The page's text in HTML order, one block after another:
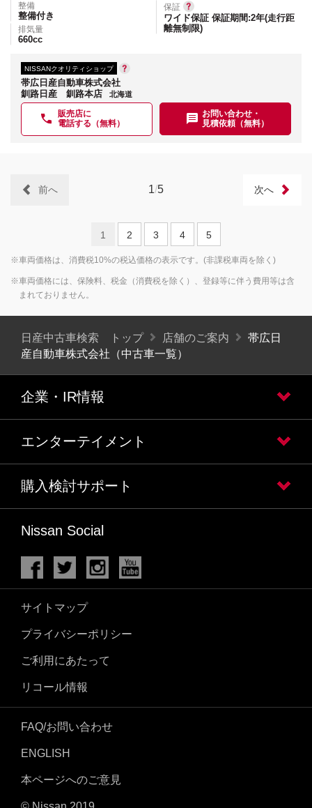
整備
整備付き
排気量
660cc
保証
ワイド保証 保証期間:2年(走行距
離無制限)
NISSANクオリティショップ
帯広日産自動車株式会社
釧路日産 釧路本店
北海道
販売店に
電話する（無料）
お問い合わせ・
見積依頼（無料）
1/5
前へ 次へ
1 2 3 4 5
※車両価格は、消費税10%の税込価格の表示です。(非課税車両を除く)
※車両価格には、保険料、税金（消費税を除く）、登録等に伴う費用等は含
まれておりません。
日産中古車検索 トップ 店舗のご案内
帯広日
産自動車株式会社（中古車一覧）
企業・IR情報
エンターテイメント
購入検討サポート
Nissan Social
サイトマップ
プライバシーポリシー
ご利用にあたって
リコール情報
FAQ/お問い合わせ
ENGLISH
本ページへのご意見